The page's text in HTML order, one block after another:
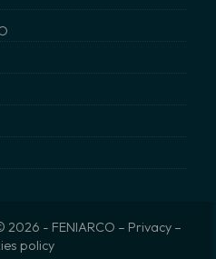
- FENIARCO – Privacy –
policy